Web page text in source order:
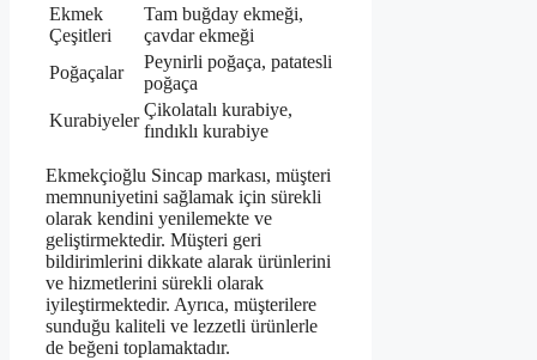
Ekmek
Çeşitleri
Tam buğday ekmeği,
çavdar ekmeği
Poğaçalar
Peynirli poğaça, patatesli
poğaça
Kurabiyeler
Çikolatalı kurabiye,
fındıklı kurabiye
Ekmekçioğlu Sincap markası, müşteri
memnuniyetini sağlamak için sürekli
olarak kendini yenilemekte ve
geliştirmektedir. Müşteri geri
bildirimlerini dikkate alarak ürünlerini
ve hizmetlerini sürekli olarak
iyileştirmektedir. Ayrıca, müşterilere
sunduğu kaliteli ve lezzetli ürünlerle
de beğeni toplamaktadır.